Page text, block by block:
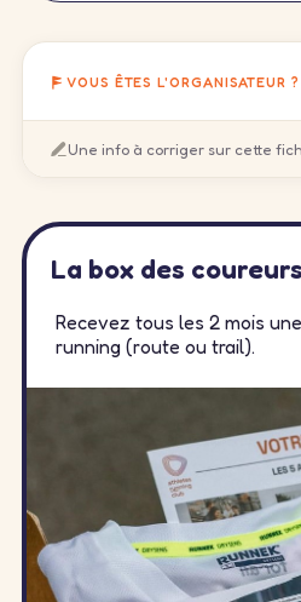
VOUS ÊTES L'ORGANISATEUR ?
Une info à corriger sur cette
La box des coureurs
Recevez tous les 2 mois
running (route ou trail).